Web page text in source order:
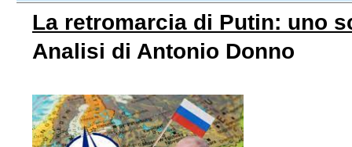
La retromarcia di Putin: uno
Analisi di Antonio Donno